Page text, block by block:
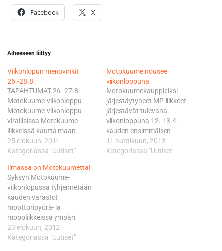
Facebook X
Aiheeseen liittyy
Viikonlopun menovinkit
26.-28.8.
TAPAHTUMAT 26.-27.8.
Motokuume-viikonloppu
Motokuume-viikonloppu
virallisissa Motokuume-
liikkeissä kautta maan.
Motokuume-liikkeet ja niiden
aukioloajat löydät täältä.
Mäntsälä Lähtö klo 9-11
Moosetallilta (Liljendalintie 4,
Mäntsälä , jossa myös
maali) Lisätietoa. KILPAILUT
27.8. Trial, Suomen Cup,
Tervakoski Kilpailupaikkana
Tervakosken ampumarata.
Moottoritieltä käännytään
25 elokuun, 2011
Kategoriassa "Uutiset"
Motokuume nousee
viikonloppuna
Motokuumekauppiaiksi
järjestäytyneet MP-liikkeet
järjestävät tulevana
viikonloppuna 12.-13.4.
kauden ensimmäisen
Motokuumetapahtuman.
Mukana olevissa liikkeissä
11 huhtikuun, 2013
Kategoriassa "Uutiset"
Ilmassa on Motokuumetta!
Syksyn Motokuume-
viikonlopussa tyhjennetään
kauden varastot
moottoripyörä- ja
mopoliikkeissä ympäri
Suomen. Tarjolla on
mahtavia etuja uusien
23 elokuun, 2012
Kategoriassa "Uutiset"